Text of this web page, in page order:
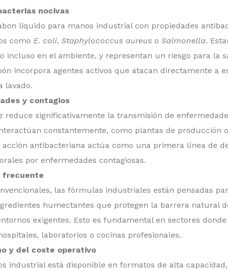
nocivas
liquido para manos industrial con propiedades
como E. coli,Staphylococcus aureus oSalmonella.
incluso en el ambiente, y representan un riesgo para la
incorpora agentes activos que atacan directamente a
lavado.
y contagios
reduce significativamente la transmisión de
constantemente, como plantas de producción
antibacteriana actúa como una primera línea de
por enfermedades contagiosas.
frecuente
las fórmulas industriales están pensadas
humectantes que protegen la barrera natural
exigentes. Esto es fundamental en sectores
laboratorios o cocinas profesionales.
y del coste operativo
industrial está disponible en formatos de alta